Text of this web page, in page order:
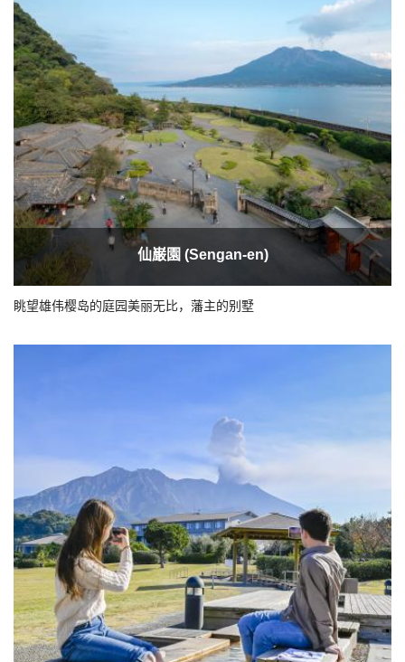
仙巌園 (Sengan-en)
眺望雄伟樱岛的庭园美丽无比，藩主的别墅